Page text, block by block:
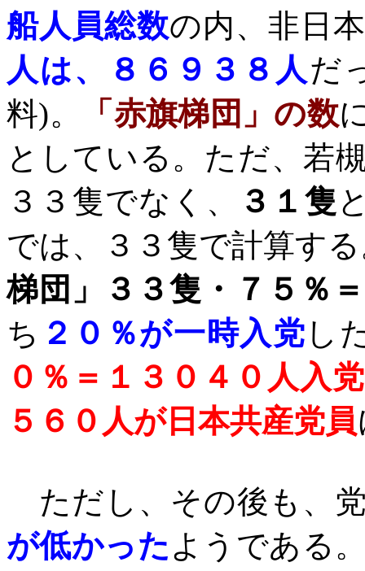
船人員総数の内、非日
人は、８６９３８人 だ
料)。 「赤旗梯団」の数
としている。ただ、若
３３隻でなく、
３１隻
では、３３隻で計算す
梯団」３３隻・７５％
ち ２０％が一時入党 し
０％＝１３０４０人入
５６０人が日本共産党員
ただし、その後も、
が低かった ようである